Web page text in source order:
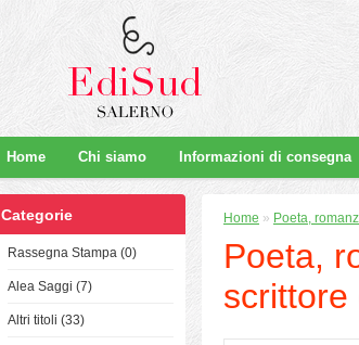
Home Chi siamo Informazioni di consegna
Categorie
Rassegna Stampa (0)
Alea Saggi (7)
Altri titoli (33)
Home » Poeta,
Poeta,
scrittore